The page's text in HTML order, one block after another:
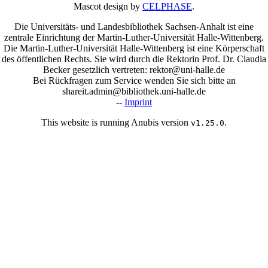
Mascot design by CELPHASE.
Die Universitäts- und Landesbibliothek Sachsen-Anhalt ist eine
zentrale Einrichtung der Martin-Luther-Universität Halle-Wittenberg.
Die Martin-Luther-Universität Halle-Wittenberg ist eine Körperschaft
des öffentlichen Rechts. Sie wird durch die Rektorin Prof. Dr. Claudia
Becker gesetzlich vertreten: rektor@uni-halle.de
Bei Rückfragen zum Service wenden Sie sich bitte an
shareit.admin@bibliothek.uni-halle.de
-- Imprint
This website is running Anubis version v1.25.0.